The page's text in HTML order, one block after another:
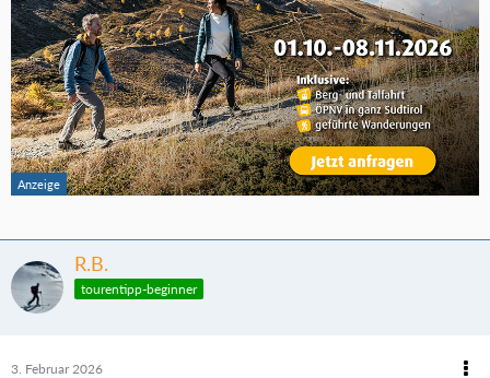
R.B.
tourentipp-beginner
3. Februar 2026